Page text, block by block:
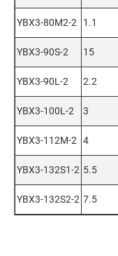
YBX3-80M2-2 1.1
YBX3-90S-2 15
YBX3-90L-2 2.2
YBX3-100L-2 3
YBX3-112M-2 4
YBX3-132S1-2 5.5
YBX3-132S2-2 7.5